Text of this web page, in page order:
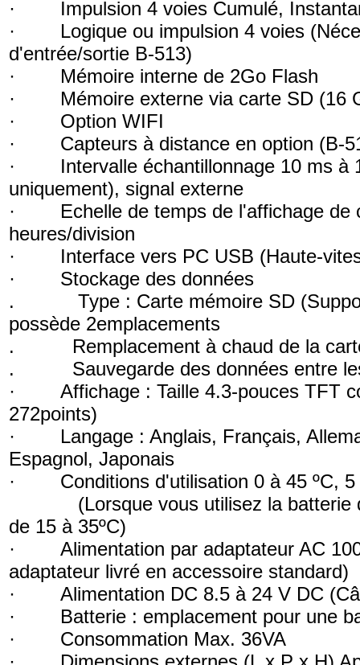
· Impulsion 4 voies Cumulé,
· Logique ou impulsion 4 voies
d'entrée/sortie B-513)
· Mémoire interne de 2Go Flash
· Mémoire externe via carte SD (16
· Option WIFI
· Capteurs à distance en option (B-
· Intervalle échantillonnage 10 ms à
uniquement), signal externe
· Echelle de temps de l'affichage de
heures/division
· Interface vers PC USB (Haute-
· Stockage des données
. Type : Carte mémoire SD
possède 2emplacements
. Remplacement à chaud de la
. Sauvegarde des données entre les
· Affichage : Taille 4.3-pouces TFT
272points)
· Langage : Anglais, Français,
Espagnol, Japonais
· Conditions d'utilisation 0 à 45 ºC, 5
(Lorsque vous utilisez la batterie
de 15 à 35ºC)
· Alimentation par adaptateur AC 100
adaptateur livré en accessoire standard)
· Alimentation DC 8.5 à 24 V DC
· Batterie : emplacement pour une
· Consommation Max. 36VA